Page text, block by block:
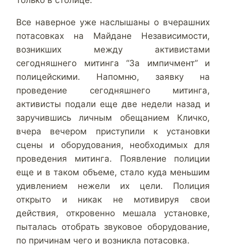
Все наверное уже наслышаны о вчерашних
потасовках на Майдане Независимости,
возникших между активистами
сегодняшнего митинга “За импичмент” и
полицейскими. Напомню, заявку на
проведение сегодняшнего митинга,
активисты подали еще две недели назад и
заручившись личным обещанием Кличко,
вчера вечером приступили к установки
сцены и оборудования, необходимых для
проведения митинга. Появление полиции
еще и в таком объеме, стало куда меньшим
удивлением нежели их цели. Полиция
открыто и никак не мотивируя свои
действия, откровенно мешала установке,
пыталась отобрать звуковое оборудование,
по причинам чего и возникла потасовка.